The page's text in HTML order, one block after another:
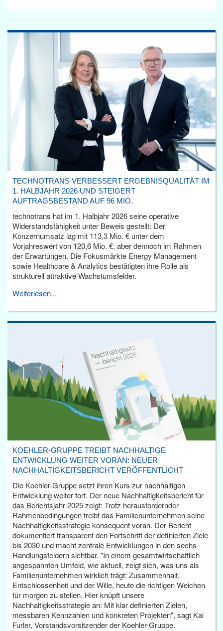
TECHNOTRANS VERBESSERT ERGEBNISQUALITÄT IM
1. HALBJAHR 2026 UND STEIGERT
AUFTRAGSBESTAND AUF 96 MIO.
technotrans hat im 1. Halbjahr 2026 seine operative
Widerstandsfähigkeit unter Beweis gestellt: Der
Konzernumsatz lag mit 113,3 Mio. € unter dem
Vorjahreswert von 120,6 Mio. €, aber dennoch im Rahmen
der Erwartungen. Die Fokusmärkte Energy Management
sowie Healthcare & Analytics bestätigten ihre Rolle als
strukturell attraktive Wachstumsfelder.
Weiterlesen...
KOEHLER-GRUPPE TREIBT NACHHALTIGE
ENTWICKLUNG WEITER VORAN: NEUER
NACHHALTIGKEITSBERICHT VERÖFFENTLICHT
Die Koehler-Gruppe setzt ihren Kurs zur nachhaltigen
Entwicklung weiter fort. Der neue Nachhaltigkeitsbericht für
das Berichtsjahr 2025 zeigt: Trotz herausfordernder
Rahmenbedingungen treibt das Familienunternehmen seine
Nachhaltigkeitsstrategie konsequent voran. Der Bericht
dokumentiert transparent den Fortschritt der definierten Ziele
bis 2030 und macht zentrale Entwicklungen in den sechs
Handlungsfeldern sichtbar. "In einem gesamtwirtschaftlich
angespannten Umfeld, wie aktuell, zeigt sich, was uns als
Familienunternehmen wirklich trägt: Zusammenhalt,
Entschlossenheit und der Wille, heute die richtigen Weichen
für morgen zu stellen. Hier knüpft unsere
Nachhaltigkeitsstrategie an: Mit klar definierten Zielen,
messbaren Kennzahlen und konkreten Projekten", sagt Kai
Furler, Vorstandsvorsitzender der Koehler-Gruppe.